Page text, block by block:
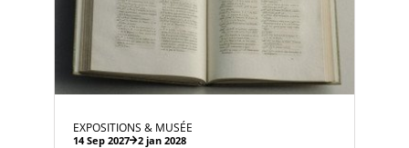
EXPOSITIONS & MUSÉE
14 Sep 2027 2 jan 2028